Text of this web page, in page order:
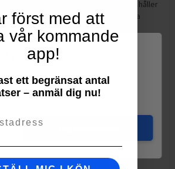
den en vacker och frisk lyster som håller
fyra strålande nyanser som passar alla
Matspar.se
upplevelse, mäta sajtens
medier-koppling använder vi
först med att
vår kommande
app!
ett begränsat antal
– anmäl dig nu!